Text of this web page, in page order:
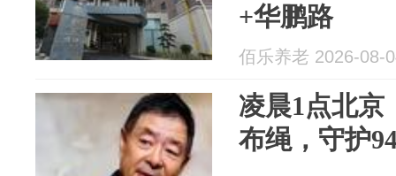
+华鹏路
佰乐养老 2026-08-
凌晨1点北京
布绳，守护